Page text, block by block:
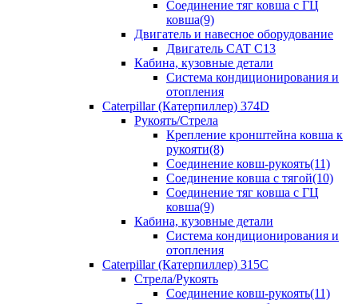
Соединение тяг ковша с ГЦ
ковша(9)
Двигатель и навесное оборудование
Двигатель CAT C13
Кабина, кузовные детали
Система кондиционирования и
отопления
Caterpillar (Катерпиллер) 374D
Рукоять/Стрела
Крепление кронштейна ковша к
рукояти(8)
Соединение ковш-рукоять(11)
Соединение ковша с тягой(10)
Соединение тяг ковша с ГЦ
ковша(9)
Кабина, кузовные детали
Система кондиционирования и
отопления
Caterpillar (Катерпиллер) 315C
Стрела/Рукоять
Соединение ковш-рукоять(11)